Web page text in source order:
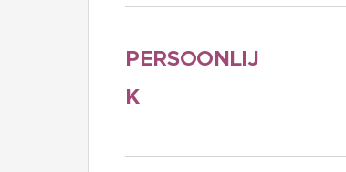
PERSOONLIJ
K